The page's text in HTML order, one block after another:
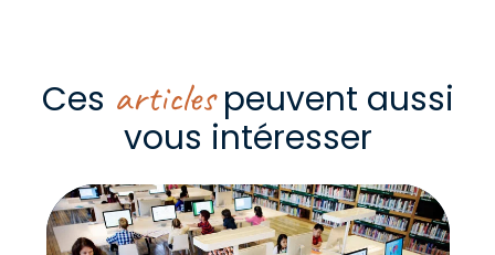
Ces articlespeuvent aussi
vous intéresser